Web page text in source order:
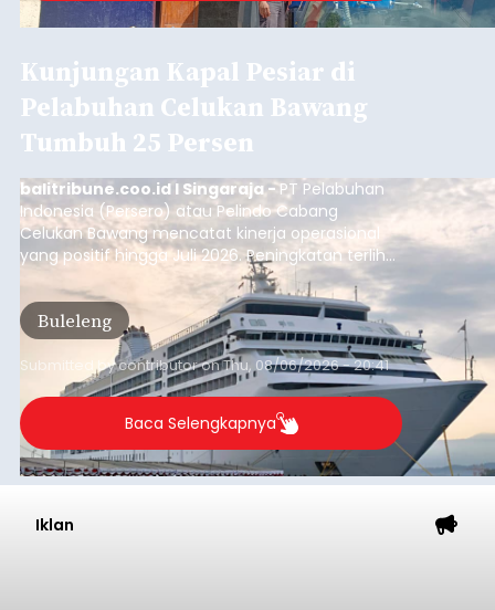
Kunjungan Kapal Pesiar di
Pelabuhan Celukan Bawang
Tumbuh 25 Persen
balitribune.coo.id I Singaraja -PT Pelabuhan
Indonesia (Persero) atau Pelindo Cabang
Celukan Bawang mencatat kinerja operasional
yang positif hingga Juli 2026. Peningkatan terlihat
dari arus kapal yang mencapai 1,48 juta Gross
Tonnage (GT), atau tumbuh 12,4 persen
dibandingkan periode yang sama tahun lalu
yang tercatat sebesar 1,32 juta GT.
Buleleng
Submitted bycontributoronThu, 08/06/2026 - 20:41
Baca Selengkapnya
Iklan